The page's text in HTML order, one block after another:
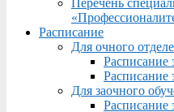
Перечень
Расписание
Для очного
Расписание
Расписание
Для заочного
Расписание